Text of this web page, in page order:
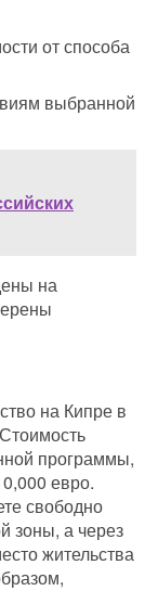
от способа
выбранной
на
на Кипре в
программы,
евро.
свободно
зоны, а через
жительства